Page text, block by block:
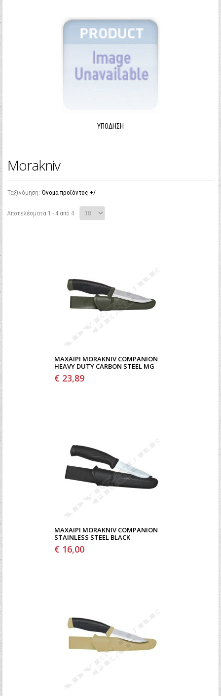
ΥΠΌΔΗΣΗ
Morakniv
Ταξινόμηση: Όνομα προϊόντος +/-
Αποτελέσματα 1 - 4 από 4
ΜΑΧΑΊΡΙ MORAKNIV COMPANION
HEAVY DUTY CARBON STEEL MG
€ 23,89
ΜΑΧΑΊΡΙ MORAKNIV COMPANION
STAINLESS STEEL BLACK
€ 16,00